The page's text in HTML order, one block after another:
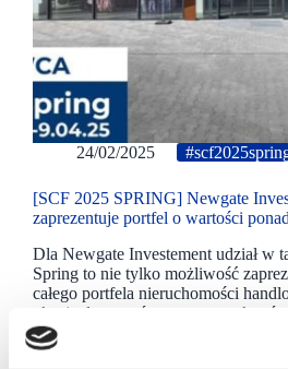
24/02/2025
[SCF 2025 SPRING] Newgate
zaprezentuje portfel o wartości
Dla Newgate Investement udział w
Spring to nie tylko możliwość
całego portfela nieruchomości
okazja do rozmów na temat
projektów.